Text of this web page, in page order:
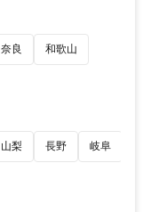
奈良 和歌山
山梨 長野 岐阜